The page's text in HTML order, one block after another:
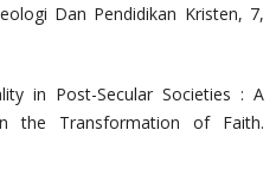
Dan Pendidikan Kristen, 7,
in Post-Secular Societies : A
the Transformation of Faith.